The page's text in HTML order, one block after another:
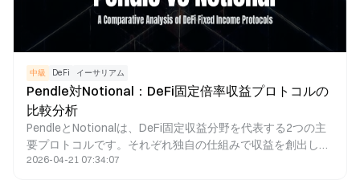
中級 DeFi イーサリアム
Pendle対Notional：DeFi固定倍率収益プロトコルの
比較分析
PendleとNotionalは、DeFi固定収益分野を代表する2つの主
要プロトコルです。それぞれ独自の仕組みで収益を創出して
います。Pendleは、PTとYTのイールド分離モデルにより、
2026-04-21 07:34:07